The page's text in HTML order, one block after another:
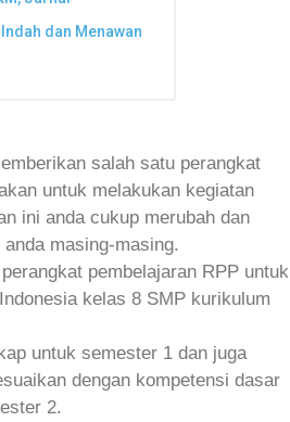
dan Menawan
salah satu perangkat
untuk melakukan kegiatan
ini anda cukup merubah dan
masing-masing.
pembelajaran RPP untuk
kelas 8 SMP kurikulum
untuk semester 1 dan juga
dengan kompetensi dasar
2.